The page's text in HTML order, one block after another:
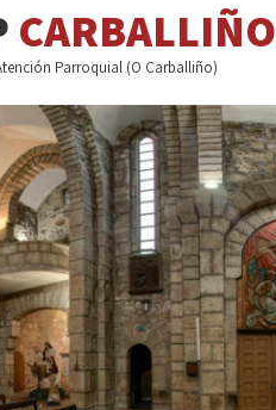
CARBALLIÑO
Parroquial (O Carballiño)